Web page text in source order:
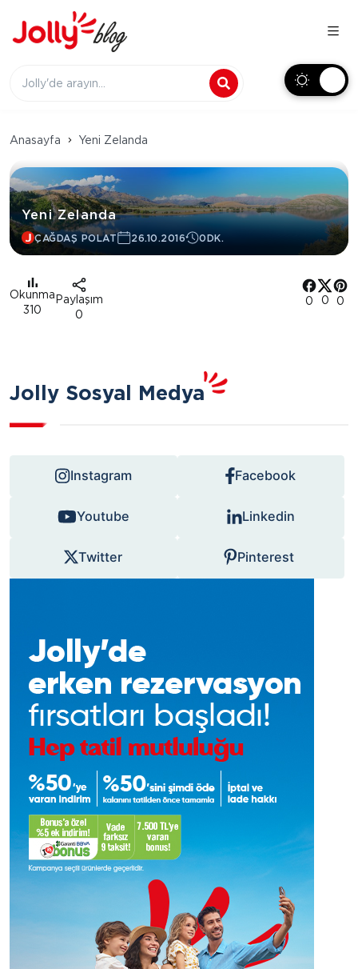
Anasayfa Yeni Zelanda
Yeni Zelanda
ÇAĞDAŞ POLAT 26.10.2016 0DK.
Okunma
310
Paylaşım
0
0 0 0
Jolly Sosyal Medya
Instagram Facebook
Youtube Linkedin
Twitter Pinterest